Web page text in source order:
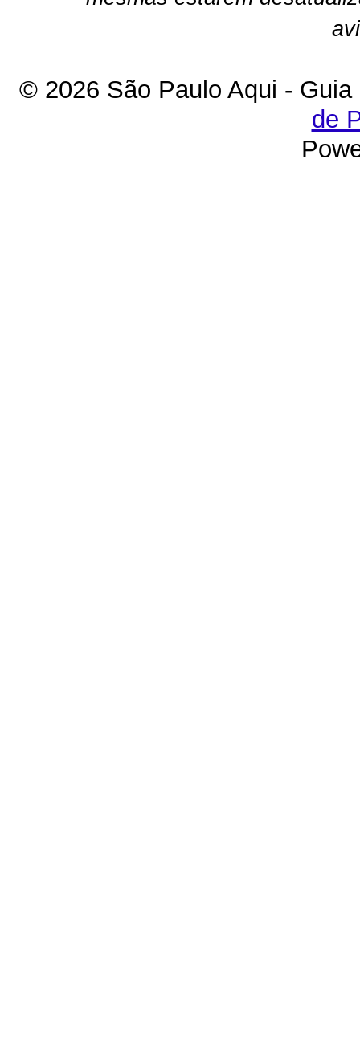
© 2026 São Paulo Aqui -
de